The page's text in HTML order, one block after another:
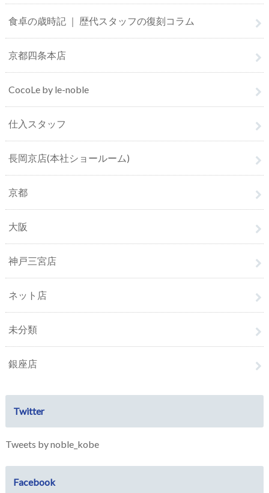
食卓の歳時記 ｜ 歴代スタッフの復刻コラム
京都四条本店
CocoLe by le-noble
仕入スタッフ
長岡京店(本社ショールーム)
京都
大阪
神戸三宮店
ネット店
未分類
銀座店
Twitter
Tweets by noble_kobe
Facebook